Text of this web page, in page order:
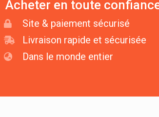
Acheter en toute
Site & paiement sécurisé
Livraison rapide et sécurisée
Dans le monde entier